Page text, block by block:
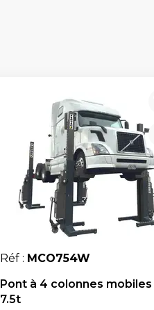
Réf : MCO754W
Pont à 4 colonnes mobiles
7.5t